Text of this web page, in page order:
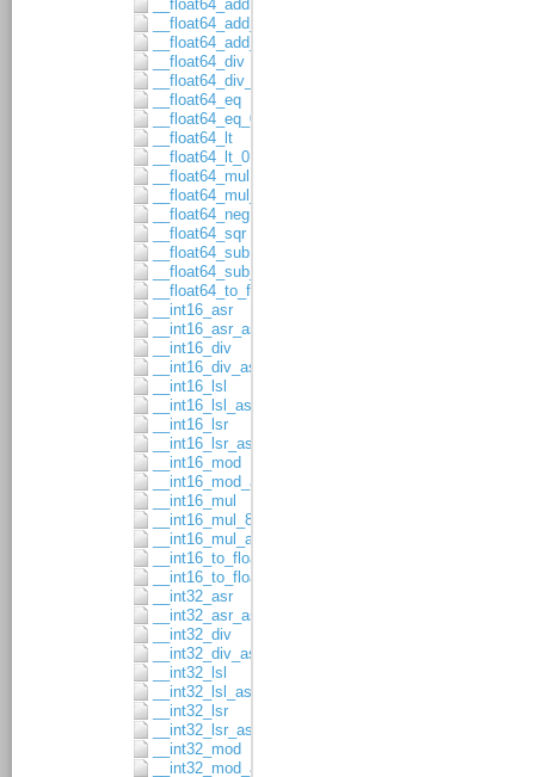
__float64_add
__float64_add_1
__float64_add_asgn
__float64_div
__float64_div_asgn
__float64_eq
__float64_eq_0
__float64_lt
__float64_lt_0
__float64_mul
__float64_mul_asgn
__float64_neg
__float64_sqr
__float64_sub
__float64_sub_asgn
__float64_to_float32
__int16_asr
__int16_asr_asgn
__int16_div
__int16_div_asgn
__int16_lsl
__int16_lsl_asgn
__int16_lsr
__int16_lsr_asgn
__int16_mod
__int16_mod_asgn
__int16_mul
__int16_mul_8x8
__int16_mul_asgn
__int16_to_float32
__int16_to_float64
__int32_asr
__int32_asr_asgn
__int32_div
__int32_div_asgn
__int32_lsl
__int32_lsl_asgn
__int32_lsr
__int32_lsr_asgn
__int32_mod
__int32_mod_asgn